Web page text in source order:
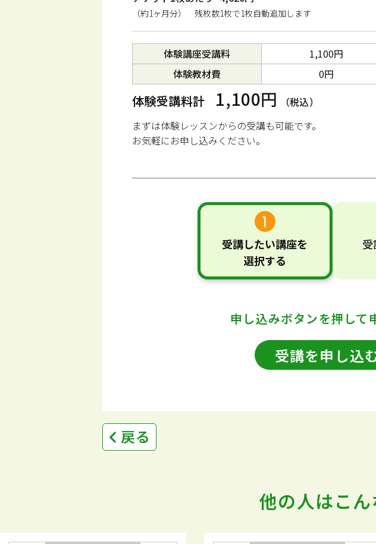
（約1ヶ月分） 残枚数1枚で1枚自動追加します
体験講座受講料
1,100円
体験教材費
0円
体験受講料計 1,100円
（税込）
まずは体験レッスンからの受講も可能です。
お気軽にお申し込みください。
受講したい講座を
選択する
申し込みボタンを押して
受講を申し込
戻る
他の人はこ